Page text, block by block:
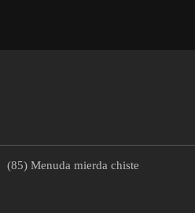
(85)Menuda mierda chiste